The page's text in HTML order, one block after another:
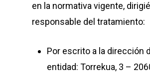
en la normativa vigente,
responsable del tratamiento:
Por escrito a la dirección
entidad: Torrekua, 3 –